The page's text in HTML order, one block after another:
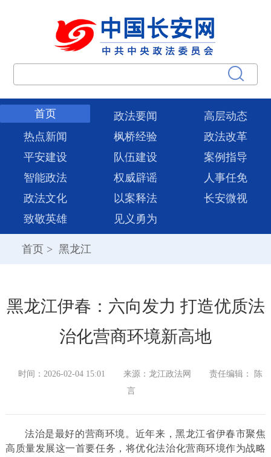
首页 政法要闻
高层动态
热点新闻
枫桥经验
政法改革
平安建设
队伍建设
案例指导
智能政法
权威辟谣
人事任免
政法文化
以案释法
长安微视
致敬英雄
见义勇为
首页 > 黑龙江
黑龙江伊春：六向发力 打造优质法
治化营商环境新高地
时间：2026-02-04 15:01 来源：龙江政法网
责任编辑： 陈
言
法治是最好的营商环境。近年来，黑龙江省伊春市聚焦
高质量发展这一首要任务，将优化法治化营商环境作为战略